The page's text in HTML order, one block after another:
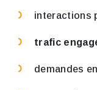
interactions
trafic
demandes